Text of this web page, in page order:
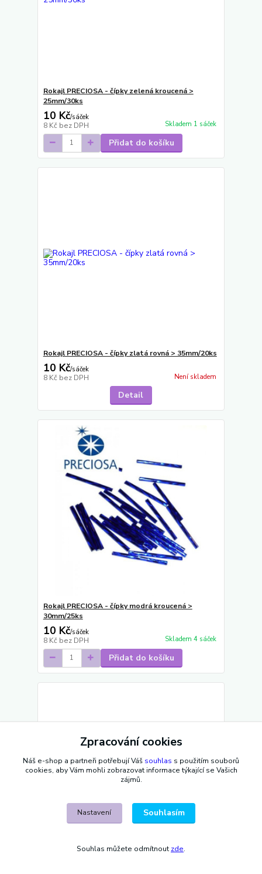
Rokajl PRECIOSA - čípky zelená kroucená >
25mm/30ks
10 Kč/sáček
8 Kč bez DPH Skladem 1 sáček
Přidat do košíku
Rokajl PRECIOSA - čípky zlatá rovná > 35mm/20ks
10 Kč/sáček
8 Kč bez DPH Není skladem
Detail
Rokajl PRECIOSA - čípky modrá kroucená >
30mm/25ks
10 Kč/sáček
8 Kč bez DPH Skladem 4 sáček
Přidat do košíku
Zpracování cookies
Náš e-shop a partneři potřebují Váš souhlas s použitím souborů
cookies, aby Vám mohli zobrazovat informace týkající se Vašich
zájmů.
Nastavení Souhlasím
Souhlas můžete odmítnout zde.